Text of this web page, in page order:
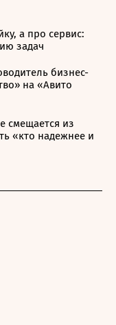
а про сервис:
задач
бизнес-
на «Авито
смещается из
«кто надежнее и